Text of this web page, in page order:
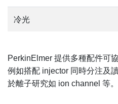
冷光
PerkinElmer 提供多種配件可
例如搭配 injector 同時分注及
於離子研究如 ion channel 等。